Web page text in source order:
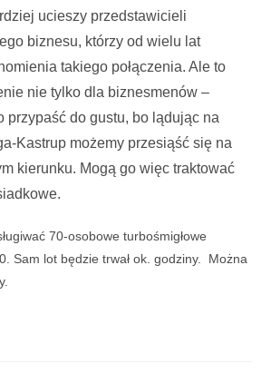
ucieszy przedstawicieli
biznesu, którzy od wielu lat
takiego połączenia. Ale to
nie tylko dla biznesmenów –
przypaść do gustu, bo lądując na
Kastrup możemy przesiąść się na
kierunku. Mogą go więc traktować
70-osobowe turbośmigłowe
Sam lot będzie trwał ok. godziny. Można